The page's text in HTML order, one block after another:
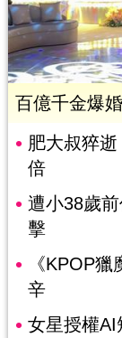
百億千金爆
肥大叔猝
倍
遭小38歲
擊
《KPOP
辛
女星授權